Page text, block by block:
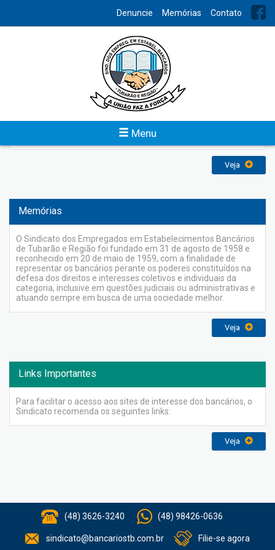
Denuncie Memórias Contato
Menu
Política de Privacidade
Quem somos Olá somos o Sindicato dos Bancários de Tubarão
e Região, o endereço do nosso site é:
https://www.bancariostb.com.br. A privacidade dos usuários
em nosso site é uma prioridade e responsabilidade do
informações. Ao acessar o site do […]
Veja
Memórias
O Sindicato dos Empregados em Estabelecimentos Bancários
de Tubarão e Região foi fundado em 31 de agosto de 1958 e
reconhecido em 20 de maio de 1959, com a finalidade de
representar os bancários perante os poderes constituídos na
defesa dos direitos e interesses coletivos e individuais da
categoria, inclusive em questões judiciais ou administrativas e
atuando sempre em busca de uma sociedade melhor.
Veja
Links Importantes
Para facilitar o acesso aos sites de interesse dos bancários, o
Sindicato recomenda os seguintes links:
Veja
(48) 3626-3240 (48) 98426-0636
sindicato@bancariostb.com.br Filie-se agora